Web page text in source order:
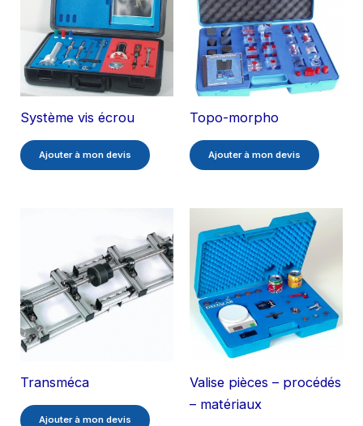
Système vis écrou
Ajouter à mon devis
Topo-morpho
Ajouter à mon devis
Transméca
Ajouter à mon devis
Valise pièces – procédés
– matériaux